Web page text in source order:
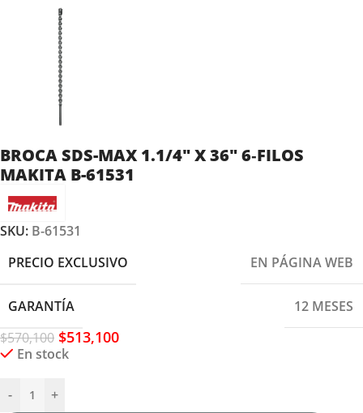
BROCA SDS-MAX 1.1/4″ X 36″ 6‑FILOS
MAKITA B-61531
SKU: B-61531
PRECIO EXCLUSIVO
EN PÁGINA WEB
GARANTÍA
12 MESES
$570,100 $513,100
En stock
- +